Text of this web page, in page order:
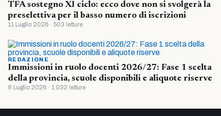
TFA sostegno XI ciclo: ecco dove non si svolgerà la
preselettiva per il basso numero di iscrizioni
11 Luglio 2026 · 503 letture
REDAZIONE
Immissioni in ruolo docenti 2026/27: Fase 1 scelta
della provincia, scuole disponibili e aliquote riserve
8 Luglio 2026 · 1.032 letture